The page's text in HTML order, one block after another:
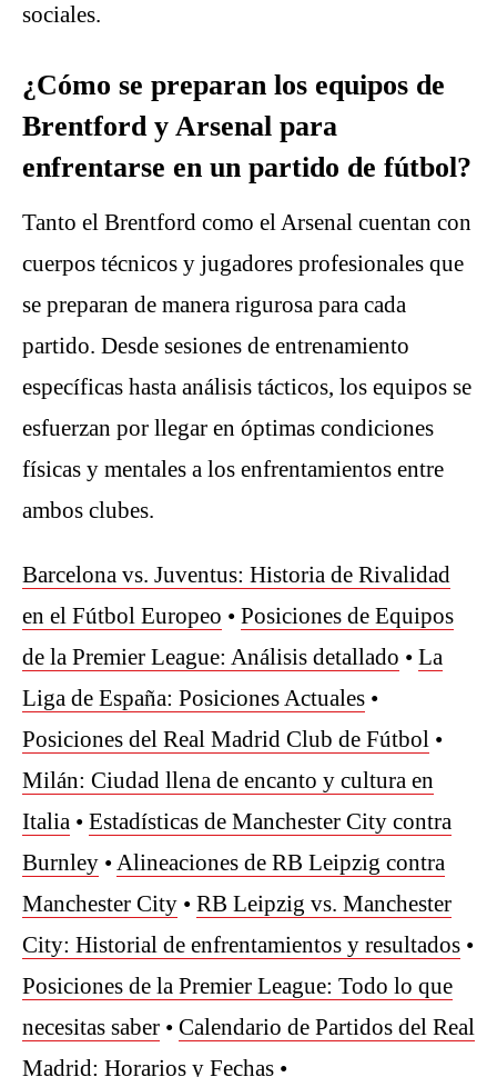
sociales.
¿Cómo se preparan los equipos de
Brentford y Arsenal para
enfrentarse en un partido de fútbol?
Tanto el Brentford como el Arsenal cuentan con
cuerpos técnicos y jugadores profesionales que
se preparan de manera rigurosa para cada
partido. Desde sesiones de entrenamiento
específicas hasta análisis tácticos, los equipos se
esfuerzan por llegar en óptimas condiciones
físicas y mentales a los enfrentamientos entre
ambos clubes.
Barcelona vs. Juventus: Historia de Rivalidad
en el Fútbol Europeo • Posiciones de Equipos
de la Premier League: Análisis detallado • La
Liga de España: Posiciones Actuales •
Posiciones del Real Madrid Club de Fútbol •
Milán: Ciudad llena de encanto y cultura en
Italia • Estadísticas de Manchester City contra
Burnley • Alineaciones de RB Leipzig contra
Manchester City • RB Leipzig vs. Manchester
City: Historial de enfrentamientos y resultados •
Posiciones de la Premier League: Todo lo que
necesitas saber • Calendario de Partidos del Real
Madrid: Horarios y Fechas •